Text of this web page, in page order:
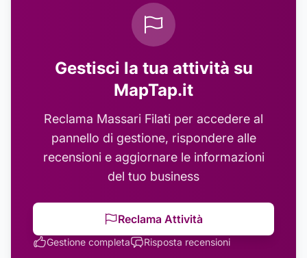
Gestisci la tua attività su
MapTap.it
Reclama Massari Filati per accedere al
pannello di gestione, rispondere alle
recensioni e aggiornare le informazioni
del tuo business
Reclama Attività
Gestione completa Risposta recensioni